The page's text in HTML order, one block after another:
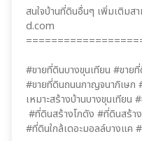
สนใจบ้านที่ดินอื่นๆ เพิ่มเติมส
d.com
#ขายที่ดินบางขุนเทียน #ขา
#ขายที่ดินถนนกาญจนาภิเษก
เหมาะสร้างบ้านบางขุนเทียน
#ที่ดินสร้างโกดัง #ที่ดินสร้า
#ที่ดินใกล้เดอะมอลล์บางแค